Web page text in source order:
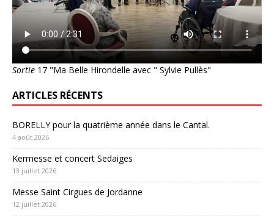
Sortie 17 "Ma Belle Hirondelle avec " Sylvie Pullès"
ARTICLES RÉCENTS
BORELLY pour la quatrième année dans le Cantal.
4 août 2026
Kermesse et concert Sedaiges
13 juillet 2026
Messe Saint Cirgues de Jordanne
12 juillet 2026